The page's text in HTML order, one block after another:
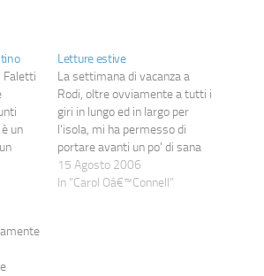
Faletti
un
in
Letture estive
La settimana di vacanza a
Rodi, oltre ovviamente a tutti i
giri in lungo ed in largo per
l'isola, mi ha permesso di
portare avanti un po' di sana
lettura che nelle ultime
settimane, causa impegni
15 Agosto 2006
In "Carol Oâ€™Connell"